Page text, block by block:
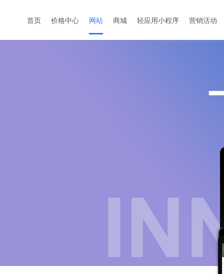
首页 价格中心 网站 商城 轻应用小程序 营销活动